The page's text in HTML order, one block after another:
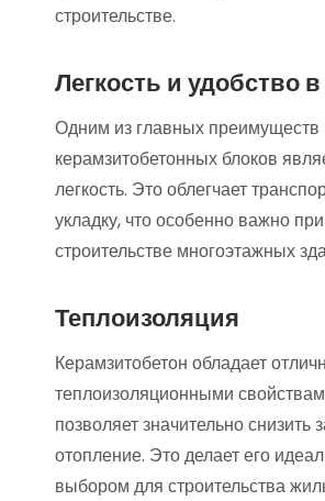
строительстве.
Легкость и удобство
Одним из главных преимуществ
керамзитобетонных блоков
легкость. Это облегчает
укладку, что особенно важно при
строительстве многоэтажных
Теплоизоляция
Керамзитобетон обладает
теплоизоляционными
позволяет значительно снизить
отопление. Это делает его
выбором для строительства